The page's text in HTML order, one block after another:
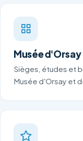
Musée
Sièges, études et
Musée d'Orsay et